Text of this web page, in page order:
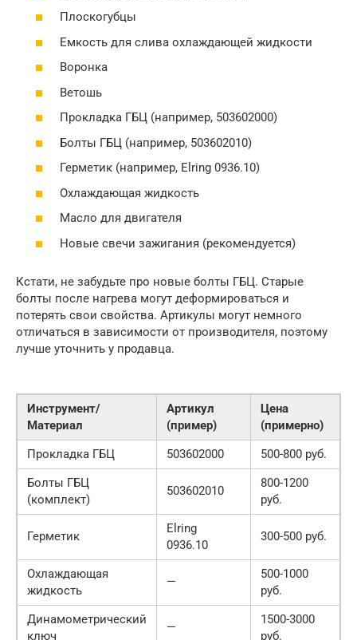
Плоскогубцы
Емкость для слива охлаждающей жидкости
Воронка
Ветошь
Прокладка ГБЦ (например, 503602000)
Болты ГБЦ (например, 503602010)
Герметик (например, Elring 0936.10)
Охлаждающая жидкость
Масло для двигателя
Новые свечи зажигания (рекомендуется)
Кстати, не забудьте про новые болты ГБЦ. Старые
болты после нагрева могут деформироваться и
потерять свои свойства. Артикулы могут немного
отличаться в зависимости от производителя, поэтому
лучше уточнить у продавца.
Инструмент/
Материал
Артикул
(пример)
Цена
(примерно)
Прокладка ГБЦ
503602000
500-800 руб.
Болты ГБЦ
(комплект)
503602010
800-1200
руб.
Герметик
Elring
0936.10
300-500 руб.
Охлаждающая
жидкость
—
500-1000
руб.
Динамометрический
ключ
—
1500-3000
руб.